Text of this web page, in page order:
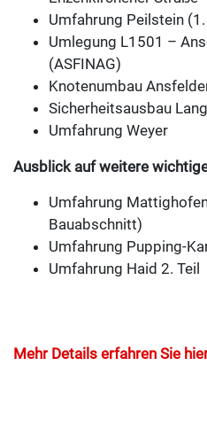
Umfahrung Peilstein
Umlegung L1501 –
(ASFINAG)
Knotenumbau
Sicherheitsausbau
Umfahrung Weyer
Ausblick auf weitere
Umfahrung
Bauabschnitt)
Umfahrung Pupping-
Umfahrung Haid 2. Teil
Mehr Details erfahren Sie